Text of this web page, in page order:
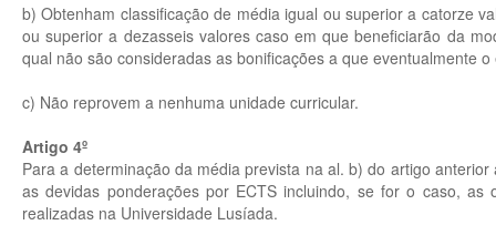
b) Obtenham classificação de média igual ou superior a catorze
ou superior a dezasseis valores caso em que beneficiarão da
qual não são consideradas as bonificações a que eventualmente
c) Não reprovem a nenhuma unidade curricular.
Artigo 4º
Para a determinação da média prevista na al. b) do artigo
as devidas ponderações por ECTS incluindo, se for o caso,
realizadas na Universidade Lusíada.